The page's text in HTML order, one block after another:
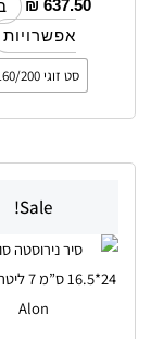
₪ 637.50
אפשרויות
סט זוגי 160/200
Sale!